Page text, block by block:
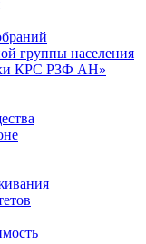
группы населения
КРС РЗФ АН»